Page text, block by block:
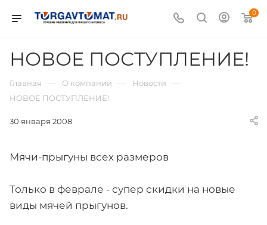
0
НОВОЕ ПОСТУПЛЕНИЕ!
Главная — О компании — Новости —
НОВОЕ ПОСТУПЛЕНИЕ!
30 января 2008
Мячи-прыгуны всех размеров
Только в феврале - супер скидки на новые
виды мячей прыгунов.